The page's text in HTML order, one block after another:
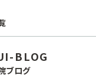
BLOG
ブログ